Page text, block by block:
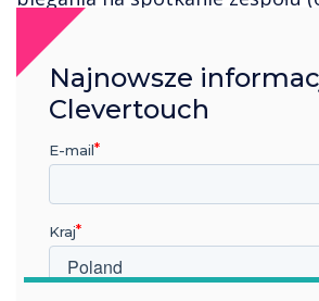
wirtualne), rozmowy wideo
nie zastąpią bezpośrednich
metę. Jesteśmy istotami
pragną fizycznej interakcji i
pożegnać się z urzędem na
Ponieważ wszyscy polegamy na
innymi i rozwijamy się z nich -
współpracy, czy w celach
Najnowsze
Clevertouch
E-mail
Kraj